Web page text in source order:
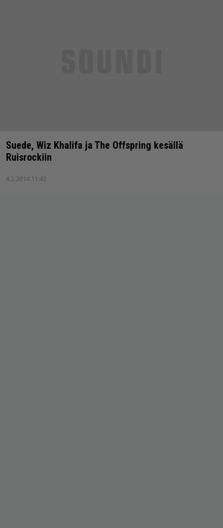
Suede, Wiz Khalifa ja The Offspring kesällä
Ruisrockiin
4.2.2014 11:42